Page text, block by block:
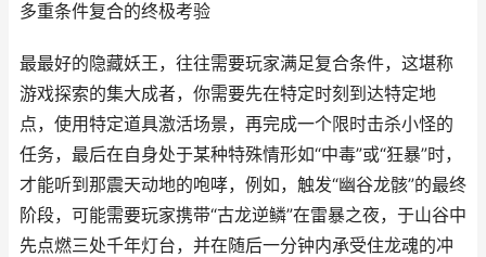
多重条件复合的终极考验
最最好的隐藏妖王，往往需要玩家满足复合条件，这堪称
游戏探索的集大成者，你需要先在特定时刻到达特定地
点，使用特定道具激活场景，再完成一个限时击杀小怪的
任务，最后在自身处于某种特殊情形如“中毒”或“狂暴”时，
才能听到那震天动地的咆哮，例如，触发“幽谷龙骸”的最终
阶段，可能需要玩家携带“古龙逆鳞”在雷暴之夜，于山谷中
先点燃三处千年灯台，并在随后一分钟内承受住龙魂的冲